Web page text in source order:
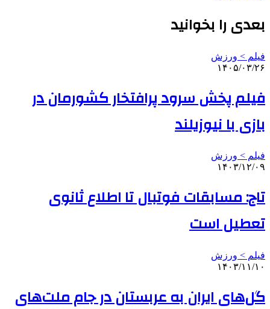
بعدی را بخوانید
فیلم > ورزش
۱۴۰۵/۰۳/۲۶
فیلم پخش سرود پرافتخار کشورمان در
بازی با نیوزیلند
فیلم > ورزش
۱۴۰۳/۱۲/۰۹
تاج: مسابقات فوتبال تا اطلاع ثانوی
تعطیل است
فیلم > ورزش
۱۴۰۳/۱۱/۱۰
گل‌های ایران به عربستان در جام ملت‌های